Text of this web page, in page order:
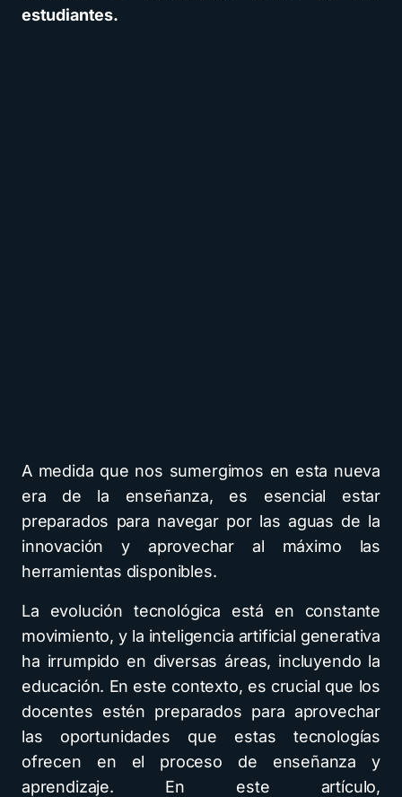
estudiantes.
A medida que nos sumergimos en esta nueva
era de la enseñanza, es esencial estar
preparados para navegar por las aguas de la
innovación y aprovechar al máximo las
herramientas disponibles.
La evolución tecnológica está en constante
movimiento, y la inteligencia artificial generativa
ha irrumpido en diversas áreas, incluyendo la
educación. En este contexto, es crucial que los
docentes estén preparados para aprovechar
las oportunidades que estas tecnologías
ofrecen en el proceso de enseñanza y
aprendizaje. En este artículo,